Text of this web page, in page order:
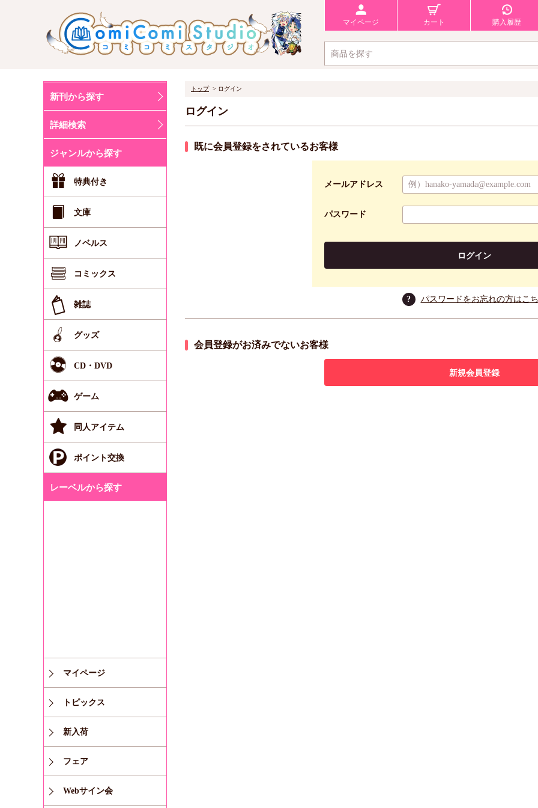
マイページ カート 購入履歴
新刊から探す
詳細検索
ジャンルから探す
特典付き
文庫
ノベルス
コミックス
雑誌
グッズ
CD・DVD
ゲーム
同人アイテム
ポイント交換
レーベルから探す
マイページ
トピックス
新入荷
フェア
Webサイン会
トップ ログイン
ログイン
既に会員登録をされているお客様
メールアドレス
パスワード
ログイン
? パスワードをお忘れの方はこ
会員登録がお済みでないお客様
新規会員登録